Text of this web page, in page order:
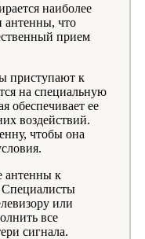
наиболее
антенны, что
прием
приступают к
на специальную
обеспечивает ее
воздействий.
чтобы она
антенны к
Специалисты
или
все
сигнала.